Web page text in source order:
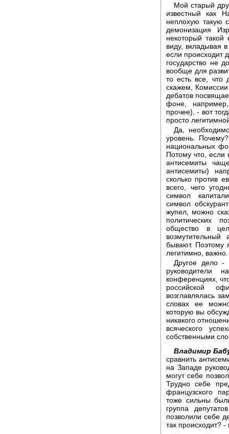
Мой старый
известный как
неплохую такую
демонизация
некоторый
виду, вкладывая
если происходит
государство не
вообще для
то есть все, что
скажем,
дебатов
фоне,
прочее), - вот
просто
Да,
уровень.
национальных
Потому что, если
антисемиты
антисемиты)
сколько против
всего, чего
символ
символ
жупел, можно
политических
общество в
бывают. Поэтому
легитимно, важно.
Другое дело -
конференциях,
российской
возглавлялась
словах ее
которую вы
никакого
всяческого
собственными
Владимир
сравнить
на Западе
могут себе
Трудно себе
французского
тоже сильны
группа
позволили себе
так происходит? -